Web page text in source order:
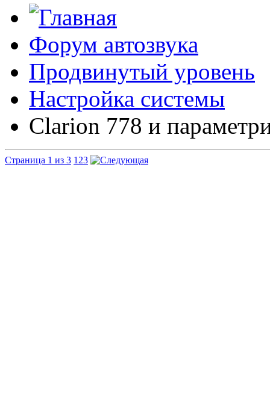
Форум автозвука
Продвинутый уровень
Настройка системы
Clarion 778 и
Страница 1 из 3 1 23